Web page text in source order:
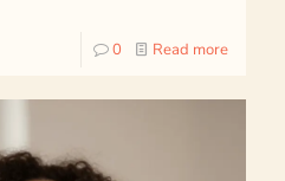
0 Read more